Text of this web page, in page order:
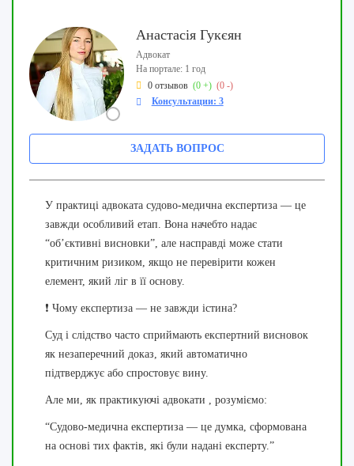
Анастасія Гукєян
Адвокат
На портале: 1 год
0 отзывов (0 +) (0 -)
Консультации: 3
ЗАДАТЬ ВОПРОС
У практиці адвоката судово-медична експертиза — це
завжди особливий етап. Вона начебто надає
“об’єктивні висновки”, але насправді може стати
критичним ризиком, якщо не перевірити кожен
елемент, який ліг в її основу.
❗ Чому експертиза — не завжди істина?
Суд і слідство часто сприймають експертний висновок
як незаперечний доказ, який автоматично
підтверджує або спростовує вину.
Але ми, як практикуючі адвокати , розуміємо:
“Судово-медична експертиза — це думка, сформована
на основі тих фактів, які були надані експерту.”